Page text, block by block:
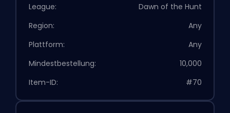
League:
Dawn of the Hunt
Region:
Any
Plattform:
Any
Mindestbestellung:
10,000
Item-ID:
#70